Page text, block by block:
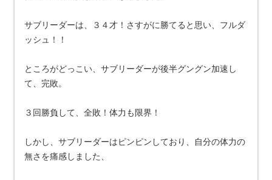
サブリーダーは、３４才！さすがに勝てると思い、フルダ
ッシュ！！
ところがどっこい、サブリーダーが後半グングン加速し
て、完敗。
３回勝負して、全敗！体力も限界！
しかし、サブリーダーはピンピンしており、自分の体力の
無さを痛感しました、